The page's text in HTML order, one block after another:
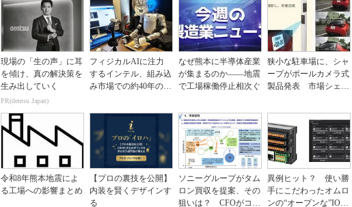
現場の「生の声」に耳
を傾け、真の解決策を
生み出していく
PR(dentsu Japan)
フィジカルAIに注力
するインテル、組み込
み市場での約40年の実
なぜ熊本に半導体産業
が集まるのか――地震
で工場稼働停止相次ぐ
狭小な駐車場に、シャ
ープがポールカメラ式
製品発表 市場シェア
令和8年熊本地震によ
る工場への影響まとめ
【プロの裏技を公開】
内装を賢くデザインす
る
ソニーグループがタム
ロン買収を提案、その
狙いは？ CFOがコメ
異例ヒット？ 使い勝
手にこだわったオムロ
ンの“オープンな”IO-L